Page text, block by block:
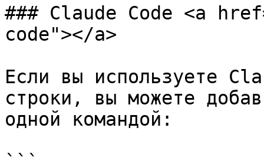
### Claude Code <a
code"></a>
Если вы используете
строки, вы можете
одной командой:
```